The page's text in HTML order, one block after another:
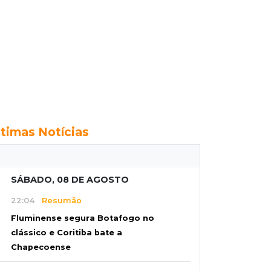
Notícias
SÁBADO, 08 DE AGOSTO
22:04 Resumão
Fluminense segura Botafogo no
clássico e Coritiba bate a
Chapecoense